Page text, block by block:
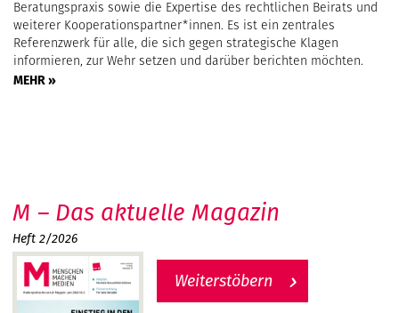
Beratungspraxis sowie die Expertise des rechtlichen Beirats und
weiterer Kooperationspartner*innen. Es ist ein zentrales
Referenzwerk für alle, die sich gegen strategische Klagen
informieren, zur Wehr setzen und darüber berichten möchten.
MEHR »
M – Das aktuelle Magazin
Heft 2/2026
Weiterstöbern